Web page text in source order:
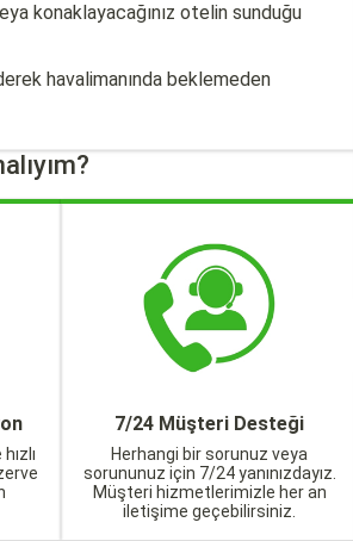
konaklayacağınız otelin sunduğu
havalimanında beklemeden
7/24 Müşteri Desteği
Herhangi bir sorunuz veya
sorununuz için 7/24 yanınızdayız.
Müşteri hizmetlerimizle her an
iletişime geçebilirsiniz.